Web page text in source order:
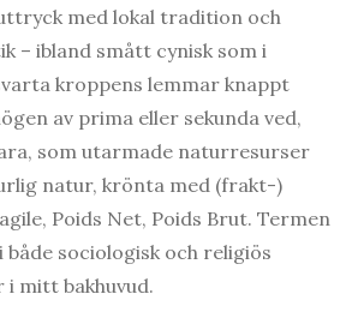
med lokal tradition och
– ibland smått cynisk som i
kroppens lemmar knappt
av prima eller sekunda ved,
som utarmade naturresurser
natur, krönta med (frakt-)
Poids Net, Poids Brut. Termen
sociologisk och religiös
i mitt bakhuvud.